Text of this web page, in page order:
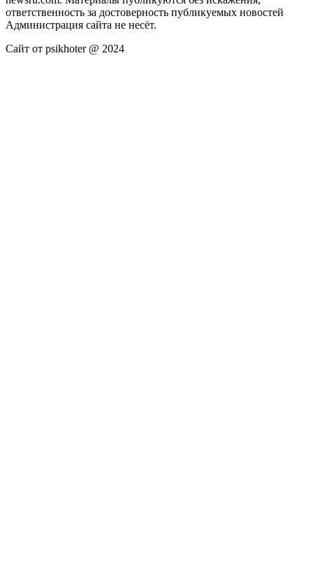
ответственность за достоверность публикуемых новостей
Администрация сайта не несёт.
Сайт от psikhoter @ 2024